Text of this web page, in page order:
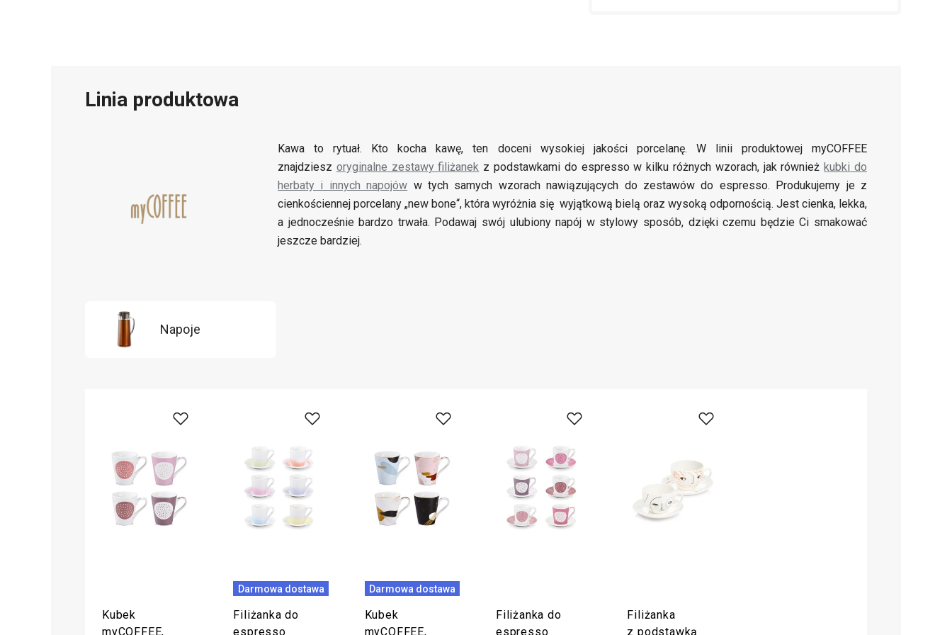
Linia produktowa
Kawa to rytuał. Kto kocha kawę, ten doceni wysokiej jakości porcelanę. W linii produktowej myCOFFEE
znajdziesz oryginalne zestawy filiżanek z podstawkami do espresso w kilku różnych wzorach, jak równieżkubki do
herbaty i innych napojów w tych samych wzorach nawiązujących do zestawów do espresso. Produkujemy je z
cienkościennej porcelany „new bone“, która wyróżnia się wyjątkową bielą oraz wysoką odpornością. Jest cienka, lekka,
a jednocześnie bardzo trwała. Podawaj swój ulubiony napój w stylowy sposób, dzięki czemu będzie Ci smakować
jeszcze bardziej.
Napoje
Kubek
myCOFFEE,
Darmowa dostawa
Filiżanka do
espresso
Darmowa dostawa
Kubek
myCOFFEE,
Filiżanka do
espresso
Filiżanka
z podstawką